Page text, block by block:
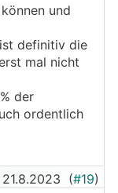
besten Fall
können.
man vom
werden.
und
definitiv die
mal nicht
der
ordentlich
21.8.2023 (#19)